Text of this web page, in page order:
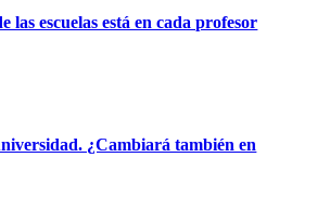
las escuelas está en cada profesor
¿Cambiará también en